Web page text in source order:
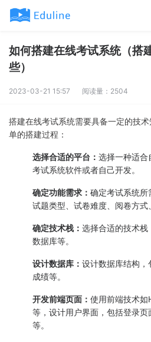
如何搭建在线考试系统（搭
些）
2023-03-21 15:57 阅读量：2504
搭建在线考试系统需要具备一定的技
单的搭建过程：
选择合适的平台： 选择一种适合
考试系统软件或者自己开发。
确定功能需求： 确定考试系统所
试题类型、试卷难度、阅卷方式
确定技术栈： 选择合适的技术栈
数据库等。
设计数据库： 设计数据库结构，
成绩等。
开发前端页面： 使用前端技术
等，设计用户界面，包括登录
等。